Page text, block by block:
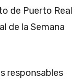
de Puerto Real
de la Semana
responsables